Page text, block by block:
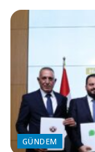
GÜNDEM